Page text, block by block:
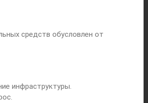
средств обусловлен от
инфраструктуры.